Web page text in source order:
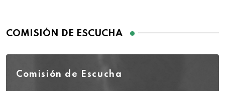
COMISIÓN DE ESCUCHA
Comisión de Escucha